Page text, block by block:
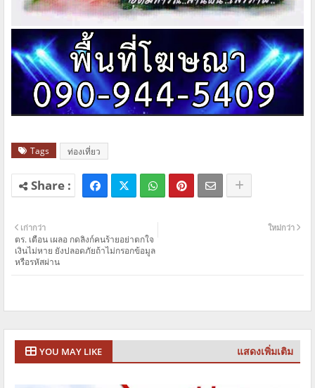
Tags ท่องเที่ยว
ใหม่กว่า
เก่ากว่า
ตร. เตือน เผลอ กดลิงก์คนร้ายอย่าตกใจ
เงินไม่หาย ยังปลอดภัยถ้าไม่กรอกข้อมูล
หรือรหัสผ่าน
YOU MAY LIKE แสดงเพิ่มเติม